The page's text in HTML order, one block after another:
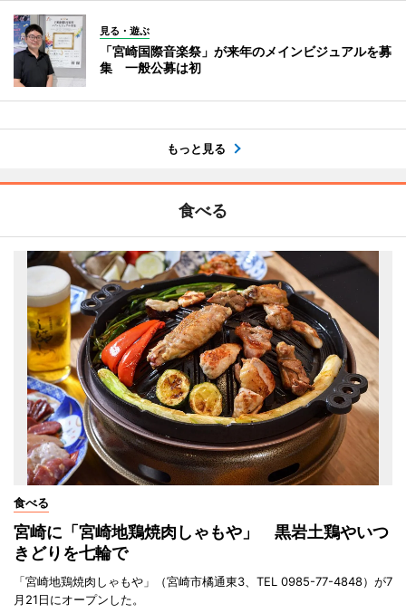
見る・遊ぶ
「宮崎国際音楽祭」が来年のメインビジュアルを募
集 一般公募は初
もっと見る
食べる
食べる
宮崎に「宮崎地鶏焼肉しゃもや」 黒岩土鶏やいつ
きどりを七輪で
「宮崎地鶏焼肉しゃもや」（宮崎市橘通東3、TEL 0985-77-4848）が7
月21日にオープンした。